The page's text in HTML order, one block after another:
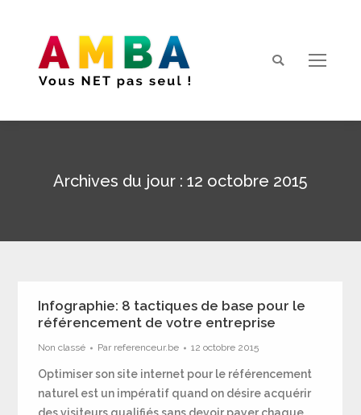
Search:
Archives du jour :12 octobre 2015
Infographie: 8 tactiques de base pour le
référencement de votre entreprise
Non classé Par referenceur.be 12 octobre 2015
Optimiser son site internet pour le référencement
naturel est un impératif quand on désire acquérir